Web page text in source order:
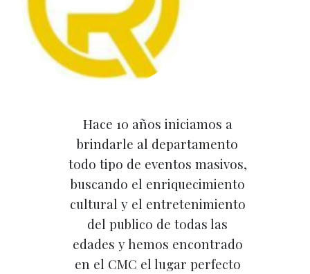
Hace 10 años iniciamos a
brindarle al departamento
todo tipo de eventos masivos,
buscando el enriquecimiento
cultural y el entretenimiento
del publico de todas las
edades y hemos encontrado
en el CMC el lugar perfecto